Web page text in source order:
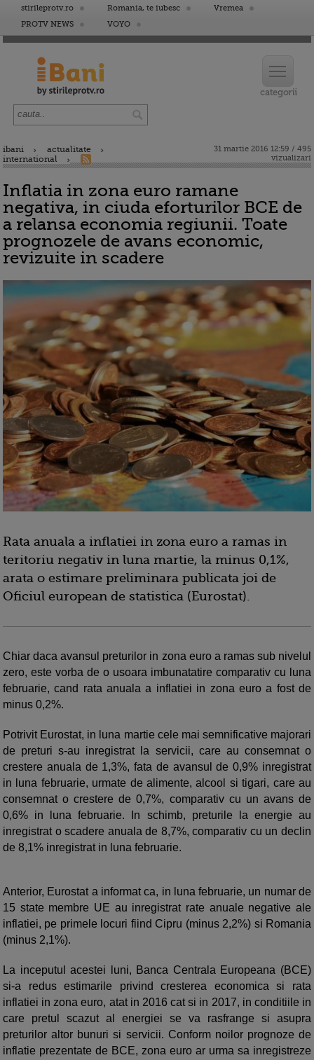
stirileprotv.ro Romania, te iubesc
Vremea
PROTV NEWS
VOYO
ibani
actualitate
international
31 martie 2016 12:59 / 495
vizualizari
Inflatia in zona euro ramane
negativa, in ciuda eforturilor BCE de
a relansa economia regiunii. Toate
prognozele de avans economic,
revizuite in scadere
Rata anuala a inflatiei in zona euro a ramas in
teritoriu negativ in luna martie, la minus 0,1%,
arata o estimare preliminara publicata joi de
Oficiul european de statistica (Eurostat).
Chiar daca avansul preturilor in zona euro a ramas sub nivelul
zero, este vorba de o usoara imbunatatire comparativ cu luna
februarie, cand rata anuala a inflatiei in zona euro a fost de
minus 0,2%.
Potrivit Eurostat, in luna martie cele mai semnificative majorari
de preturi s-au inregistrat la servicii, care au consemnat o
crestere anuala de 1,3%, fata de avansul de 0,9% inregistrat
in luna februarie, urmate de alimente, alcool si tigari, care au
consemnat o crestere de 0,7%, comparativ cu un avans de
0,6% in luna februarie. In schimb, preturile la energie au
inregistrat o scadere anuala de 8,7%, comparativ cu un declin
de 8,1% inregistrat in luna februarie.
Anterior, Eurostat a informat ca, in luna februarie, un numar de
15 state membre UE au inregistrat rate anuale negative ale
inflatiei, pe primele locuri fiind Cipru (minus 2,2%) si Romania
(minus 2,1%).
La inceputul acestei luni, Banca Centrala Europeana (BCE)
si-a redus estimarile privind cresterea economica si rata
inflatiei in zona euro, atat in 2016 cat si in 2017, in conditiile in
care pretul scazut al energiei se va rasfrange si asupra
preturilor altor bunuri si servicii. Conform noilor prognoze de
inflatie prezentate de BCE, zona euro ar urma sa inregistreze